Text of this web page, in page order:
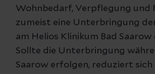
Wohnbedarf, Verpflegung und
zumeist eine Unterbringung
am Helios Klinikum Bad
Sollte die Unterbringung
Saarow erfolgen, reduziert